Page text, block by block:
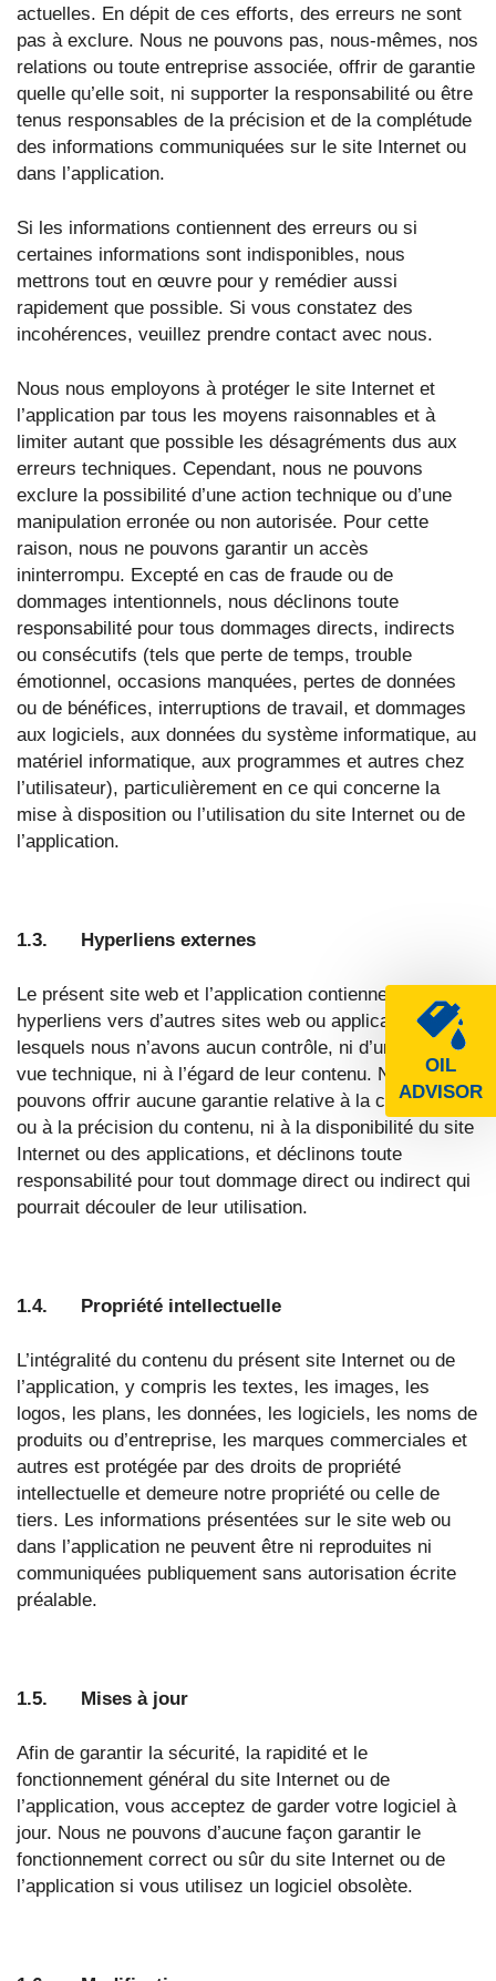
OIL
ADVISOR
actuelles. En dépit de ces efforts, des erreurs ne sont
pas à exclure. Nous ne pouvons pas, nous-mêmes, nos
relations ou toute entreprise associée, offrir de garantie
quelle qu’elle soit, ni supporter la responsabilité ou être
tenus responsables de la précision et de la complétude
des informations communiquées sur le site Internet ou
dans l’application.
Si les informations contiennent des erreurs ou si
certaines informations sont indisponibles, nous
mettrons tout en œuvre pour y remédier aussi
rapidement que possible. Si vous constatez des
incohérences, veuillez prendre contact avec nous.
Nous nous employons à protéger le site Internet et
l’application par tous les moyens raisonnables et à
limiter autant que possible les désagréments dus aux
erreurs techniques. Cependant, nous ne pouvons
exclure la possibilité d’une action technique ou d’une
manipulation erronée ou non autorisée. Pour cette
raison, nous ne pouvons garantir un accès
ininterrompu. Excepté en cas de fraude ou de
dommages intentionnels, nous déclinons toute
responsabilité pour tous dommages directs, indirects
ou consécutifs (tels que perte de temps, trouble
émotionnel, occasions manquées, pertes de données
ou de bénéfices, interruptions de travail, et dommages
aux logiciels, aux données du système informatique, au
matériel informatique, aux programmes et autres chez
l’utilisateur), particulièrement en ce qui concerne la
mise à disposition ou l’utilisation du site Internet ou de
l’application.
1.3. Hyperliens externes
Le présent site web et l’application contiennent des
hyperliens vers d’autres sites web ou applications sur
lesquels nous n’avons aucun contrôle, ni d’un point de
vue technique, ni à l’égard de leur contenu. Nous ne
pouvons offrir aucune garantie relative à la complétude
ou à la précision du contenu, ni à la disponibilité du site
Internet ou des applications, et déclinons toute
responsabilité pour tout dommage direct ou indirect qui
pourrait découler de leur utilisation.
1.4. Propriété intellectuelle
L’intégralité du contenu du présent site Internet ou de
l’application, y compris les textes, les images, les
logos, les plans, les données, les logiciels, les noms de
produits ou d’entreprise, les marques commerciales et
autres est protégée par des droits de propriété
intellectuelle et demeure notre propriété ou celle de
tiers. Les informations présentées sur le site web ou
dans l’application ne peuvent être ni reproduites ni
communiquées publiquement sans autorisation écrite
préalable.
1.5. Mises à jour
Afin de garantir la sécurité, la rapidité et le
fonctionnement général du site Internet ou de
l’application, vous acceptez de garder votre logiciel à
jour. Nous ne pouvons d’aucune façon garantir le
fonctionnement correct ou sûr du site Internet ou de
l’application si vous utilisez un logiciel obsolète.